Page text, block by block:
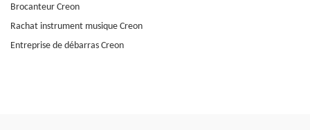
Brocanteur Creon
Rachat instrument musique Creon
Entreprise de débarras Creon